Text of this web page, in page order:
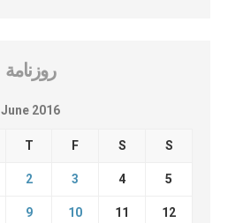
روزنامة
June 2016
T F S S
2 3 4 5
9 10 11 12